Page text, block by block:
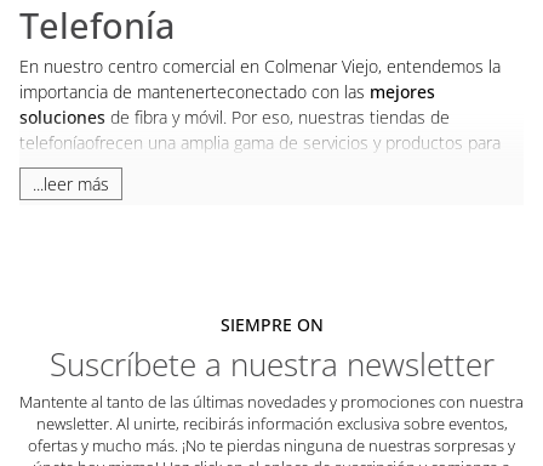
Telefonía
En nuestro centro comercial en Colmenar Viejo, entendemos la
importancia de mantenerteconectado con las mejores
soluciones de fibra y móvil. Por eso, nuestras tiendas de
telefoníaofrecen una amplia gama de servicios y productos para
que encuentres lo que necesitas al
de fibra y móvil hasta las tarifas móviles más competitivas del
principales compañías de teléfono ycompañías de internet para
ofrecerte fibra óptica con velocidades ultrarrápidas y planes
flexibles.Entre nuestras tiendas destacan grandes potencias como
Movistar, OrangeoVodafone. Con ellosencontrarás la más alta
...leer más
SIEMPRE ON
Suscríbete a nuestra newsletter
Mantente al tanto de las últimas novedades y promociones con nuestra
newsletter. Al unirte, recibirás información exclusiva sobre eventos,
ofertas y mucho más. ¡No te pierdas ninguna de nuestras sorpresas y